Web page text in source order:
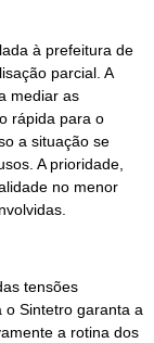
à prefeitura de
parcial. A
mediar as
rápida para o
a situação se
A prioridade,
no menor
tensões
Sintetro garanta a
a rotina dos